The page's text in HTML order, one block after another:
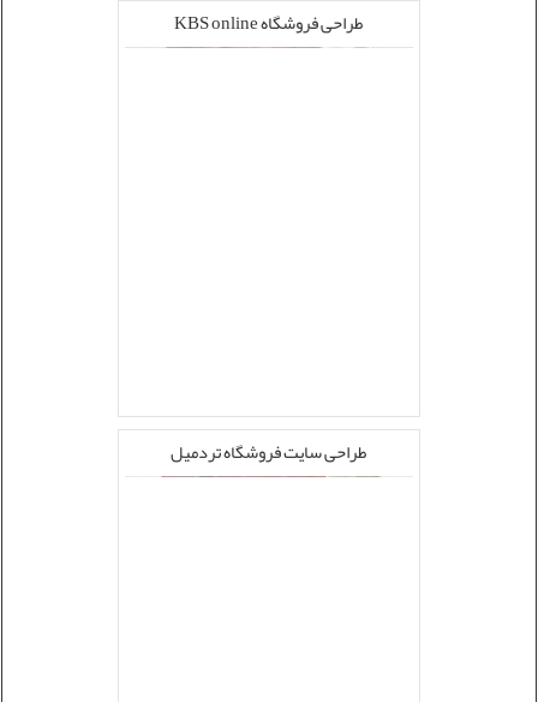
طراحی فروشگاه KBS online
طراحی سایت فروشگاه تردمیل